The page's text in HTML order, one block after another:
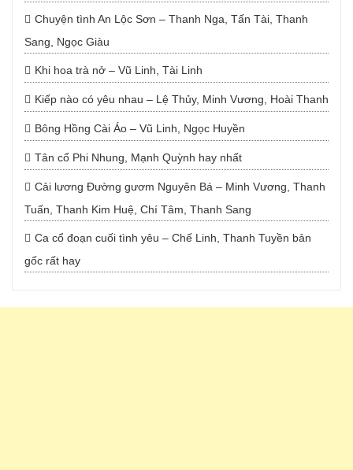
Chuyện tình An Lộc Sơn – Thanh Nga, Tấn Tài, Thanh
Sang, Ngọc Giàu
Khi hoa trà nở – Vũ Linh, Tài Linh
Kiếp nào có yêu nhau – Lệ Thủy, Minh Vương, Hoài Thanh
Bông Hồng Cài Áo – Vũ Linh, Ngọc Huyền
Tân cổ Phi Nhung, Mạnh Quỳnh hay nhất
Cải lương Đường gươm Nguyên Bá – Minh Vương, Thanh
Tuấn, Thanh Kim Huệ, Chí Tâm, Thanh Sang
Ca cổ đoạn cuối tình yêu – Chế Linh, Thanh Tuyền bản
gốc rất hay